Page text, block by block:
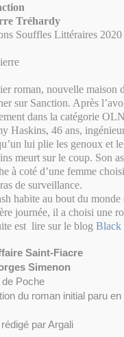
Tréhardy
Souffles Littéraires 2020
roman, nouvelle maison
sur Sanction. Après
dans la catégorie
Haskins, 46 ans,
lui plie les genoux et
meurt sur le coup. Son
à coté d’une femme
de surveillance.
habite au bout du
journée, il a choisi une
est lire sur le blog Black
Saint-Fiacre
Simenon
de Poche
du roman initial paru en
rédigé par Argali